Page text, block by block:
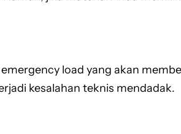
load yang akan
kesalahan teknis mendadak.